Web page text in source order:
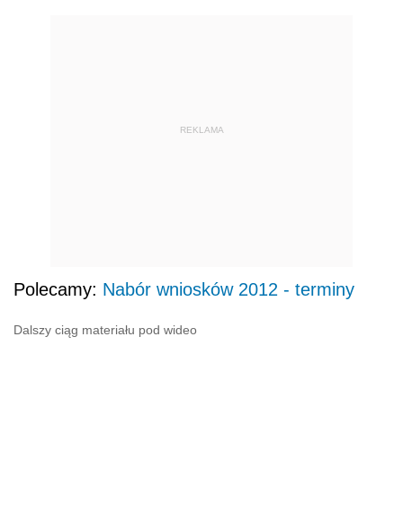
REKLAMA
Polecamy: Nabór wniosków 2012 - terminy
Dalszy ciąg materiału pod wideo